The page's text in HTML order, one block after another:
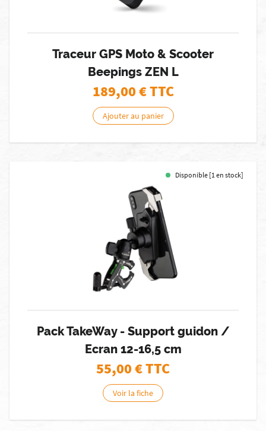
Traceur GPS Moto & Scooter
Beepings ZEN L
189,00€ TTC
Ajouter au panier
Disponible [1 en stock]
Pack TakeWay - Support guidon /
Ecran 12-16,5 cm
55,00€ TTC
Voir la fiche